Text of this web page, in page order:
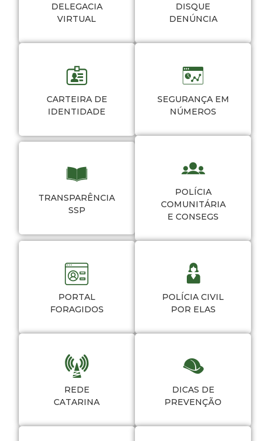
DELEGACIA
VIRTUAL
DISQUE
DENÚNCIA
CARTEIRA DE
IDENTIDADE
SEGURANÇA EM
NÚMEROS
TRANSPARÊNCIA
SSP
POLÍCIA
COMUNITÁRIA
E CONSEGS
PORTAL
FORAGIDOS
POLÍCIA CIVIL
POR ELAS
REDE
CATARINA
DICAS DE
PREVENÇÃO